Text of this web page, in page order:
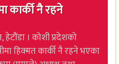
कार्की नै रहने
हेटौंडा । कोशी प्रदेशको
हिक्मत कार्की नै रहने भएका